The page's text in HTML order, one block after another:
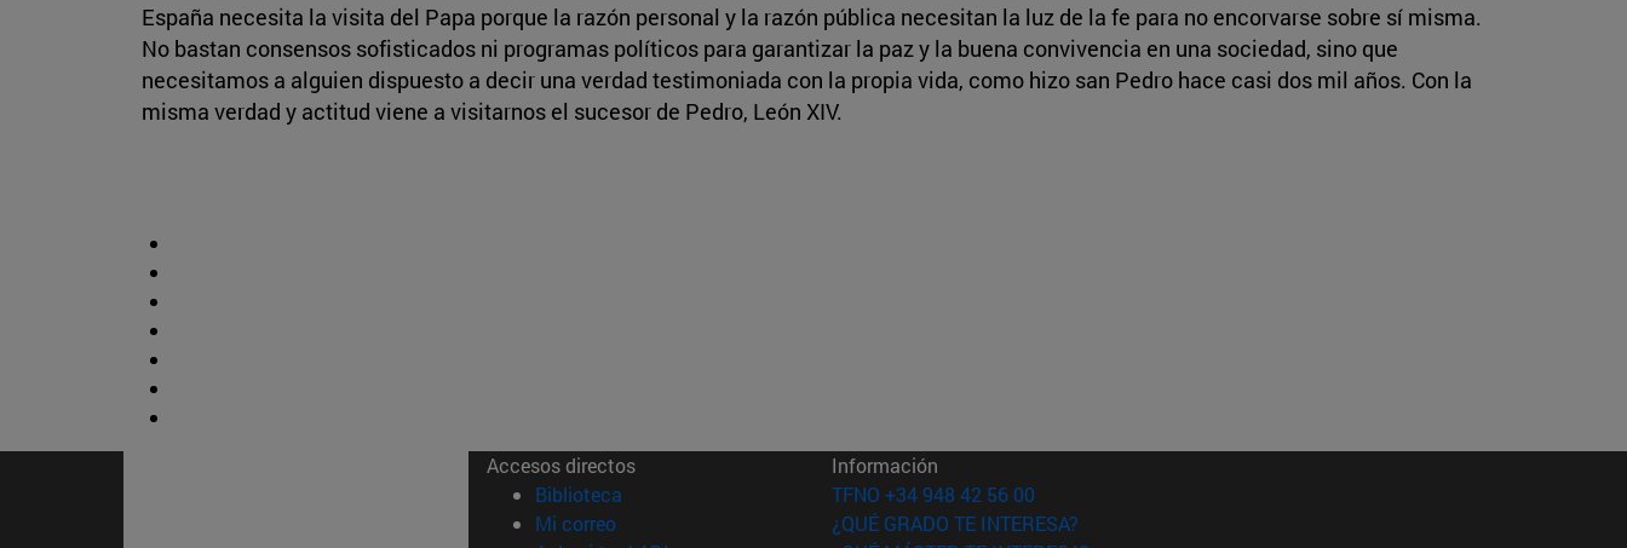
España necesita la visita del Papa porque la razón personal y la razón pública necesitan la luz de la fe para no encorvarse sobre sí misma.
No bastan consensos sofisticados ni programas políticos para garantizar la paz y la buena convivencia en una sociedad, sino que
necesitamos a alguien dispuesto a decir una verdad testimoniada con la propia vida, como hizo san Pedro hace casi dos mil años. Con la
misma verdad y actitud viene a visitarnos el sucesor de Pedro, León XIV.
Accesos directos
Biblioteca (abre en nueva ventana)
Mi correo(abre en nueva ventana)
Información
TFNO +34 948 42 56 00
¿QUÉ GRADO TE INTERESA?